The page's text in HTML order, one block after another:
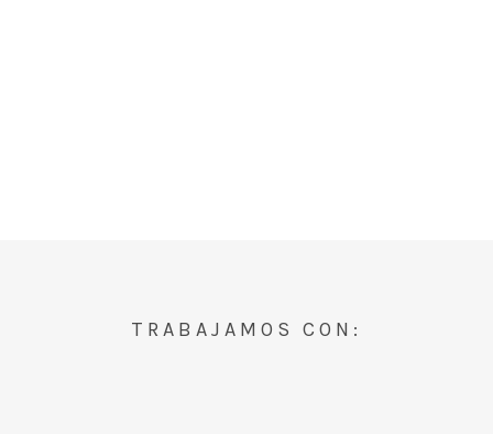
TRABAJAMOS CON: